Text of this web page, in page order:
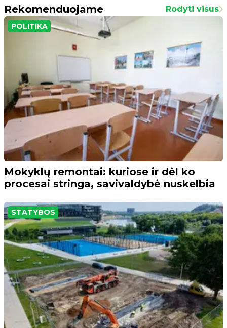
Rekomenduojame Rodyti visus
POLITIKA
Mokyklų remontai: kuriose ir dėl ko
procesai stringa, savivaldybė nuskelbia
STATYBOS